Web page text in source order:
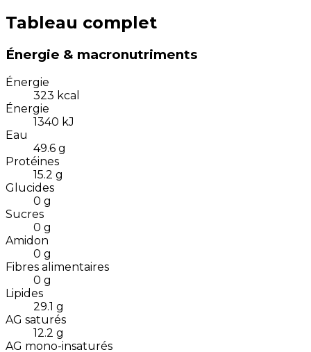
Tableau complet
Énergie & macronutriments
Énergie
323 kcal
Énergie
1340 kJ
Eau
49.6 g
Protéines
15.2 g
Glucides
0 g
Sucres
0 g
Amidon
0 g
Fibres alimentaires
0 g
Lipides
29.1 g
AG saturés
12.2 g
AG mono-insaturés